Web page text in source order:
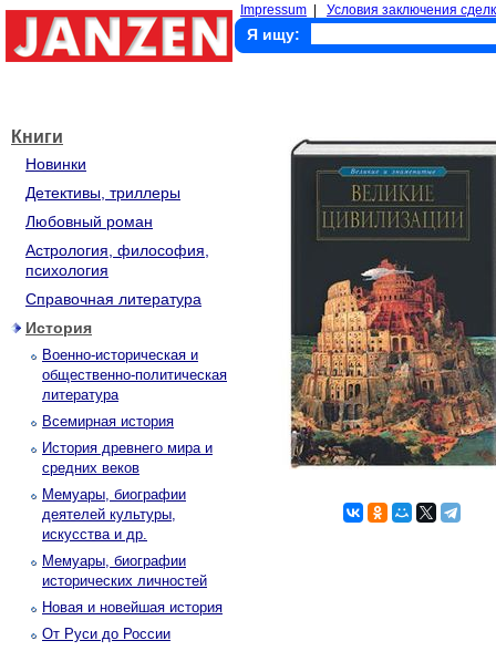
Impressum Условия заключения
Я ищу:
Книги
Новинки
Детективы, триллеры
Любовный роман
Астрология, философия,
психология
Справочная литература
История
Военно-историческая и
общественно-политическая
литература
Всемирная история
История древнего мира и
средних веков
Мемуары, биографии
деятелей культуры,
искусства и др.
Мемуары, биографии
исторических личностей
Новая и новейшая история
От Руси до России